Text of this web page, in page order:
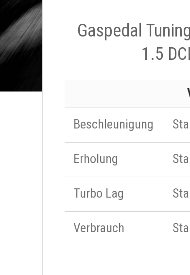
Gaspedal
1.5
Beschleunigung
Erholung
Turbo Lag
Verbrauch